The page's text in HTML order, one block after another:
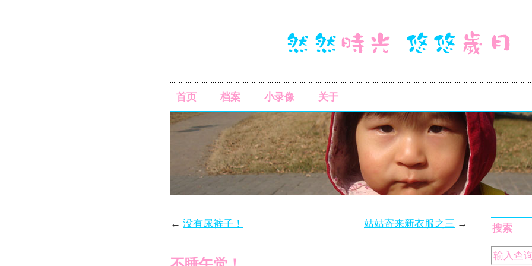
首页 档案 小录像 关于
← 没有尿裤子！ 姑姑寄来新衣服之三 → 搜索